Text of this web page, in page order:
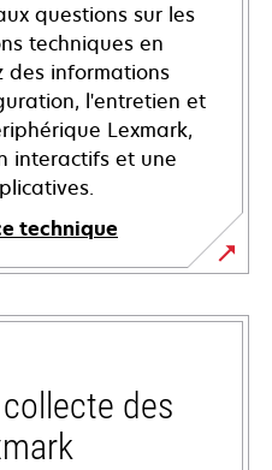
questions sur les
techniques en
des informations
l'entretien et
Lexmark,
interactifs et une
technique
des